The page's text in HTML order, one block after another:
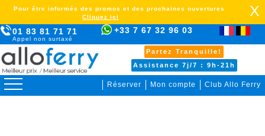
01 83 81 71 71
Appel non surtaxé
+33 7 67 32 96 03
Partez Tranquille!
Assistance 7j/7 : 9h-21h
Réserver Mon compte Club Allo Ferry
Pour être informés des promos et des prochaines ouvertures
Cliquez ici
X
>